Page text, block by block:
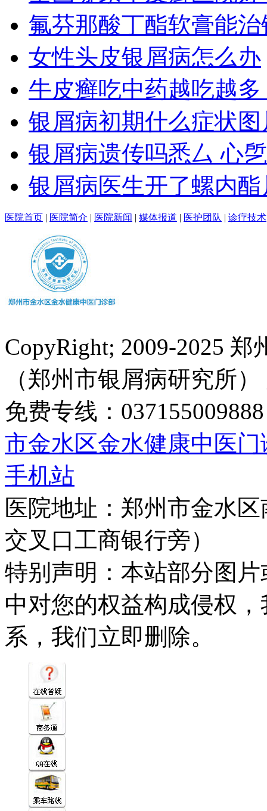
氟芬那酸丁酯软膏能
女性头皮银屑病怎么办
牛皮癣吃中药越吃越
银屑病初期什么症状
银屑病遗传吗悉厶 心
银屑病医生开了螺内酯
医院首页 | 医院简介 | 医院新闻 | 媒体报道 | 医护团队 | 诊疗技术
CopyRight; 2009-2025
（郑州市银屑病研究所
免费专线：
市金水区金水健康中医
手机站
医院地址：郑州市金水
交叉口工商银行旁）
特别声明：本站部分图
中对您的权益构成侵权
系，我们立即删除。